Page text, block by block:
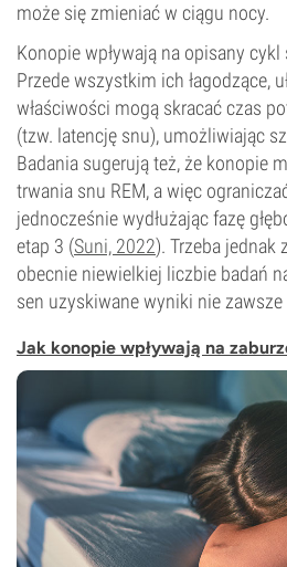
może się zmieniać w ciągu nocy.
Konopie wpływają na opisany
Przede wszystkim ich łagodzące,
właściwości mogą skracać czas
(tzw. latencję snu), umożliwiając
Badania sugerują też, że konopie
trwania snu REM, a więc
jednocześnie wydłużając fazę
etap 3 (Suni, 2022). Trzeba jednak
obecnie niewielkiej liczbie badań
sen uzyskiwane wyniki nie zawsze
Jak konopie wpływają na